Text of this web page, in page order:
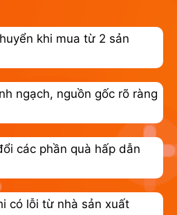
khi mua từ 2 sản
ngạch, nguồn gốc rõ ràng
các phần quà hấp dẫn
có lỗi từ nhà sản xuất